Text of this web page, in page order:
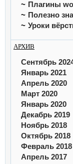
Плагины
Полезно
Уроки
АРХИВ
Сентябрь
Январь 2021
Апрель 2020
Март 2020
Январь 2020
Декабрь 2019
Ноябрь 2018
Октябрь 2018
Февраль 2018
Апрель 2017